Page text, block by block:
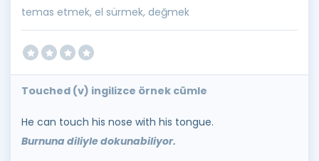
temas etmek, el sürmek, değmek
Touched (v) ingilizce örnek cümle
He can touch his nose with his tongue.
Burnuna diliyle dokunabiliyor.